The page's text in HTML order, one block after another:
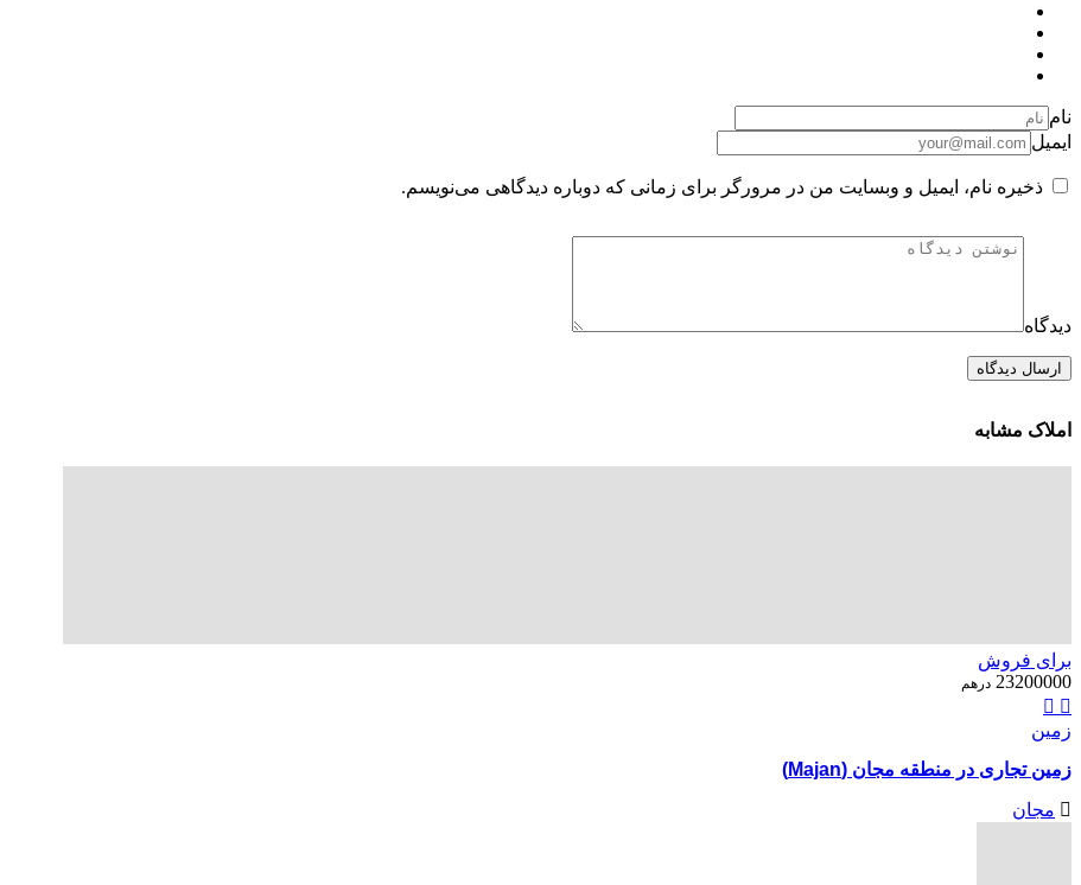
نام
ایمیل
ذخیره نام، ایمیل و وبسایت من در مرورگر برای زمانی که دوباره دیدگاهی می‌نویسم.
دیدگاه
املاک مشابه
برای فروش
23200000 درهم
زمین
زمین تجاری در منطقه مجان (Majan)
مجان